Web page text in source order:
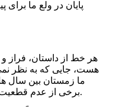
پایان در ولع ما برای
هر خط از داستان، فراز و
هست، جایی که به نظر
برخی از عدم قطعیت ها، مانند ریاد، ناپل و لیون وجود داشت.